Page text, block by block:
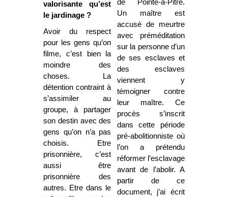
valorisante qu’est
le jardinage ?
Avoir du respect
pour les gens qu’on
filme, c’est bien la
moindre des
choses. La
détention contraint à
s’assimiler au
groupe, à partager
son destin avec des
gens qu’on n’a pas
choisis. Etre
prisonnière, c’est
aussi être
prisonnière des
autres. Etre dans le
de Pointe-à-Pitre.
Un maître est
accusé de meurtre
avec préméditation
sur la personne d’un
de ses esclaves et
des esclaves
viennent y
témoigner contre
leur maître. Ce
procès s’inscrit
dans cette période
pré-abolitionniste où
l’on a prétendu
réformer l’esclavage
avant de l’abolir. A
partir de ce
document, j’ai écrit